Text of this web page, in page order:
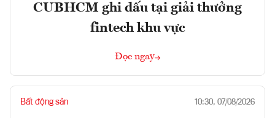
CUBHCM ghi dấu tại giải thưởng
fintech khu vực
Đọc ngay
Bất động sản 10:30, 07/08/2026